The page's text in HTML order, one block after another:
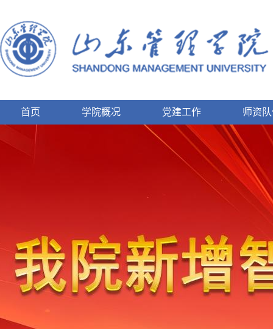
首页 学院概况 党建工作 师资